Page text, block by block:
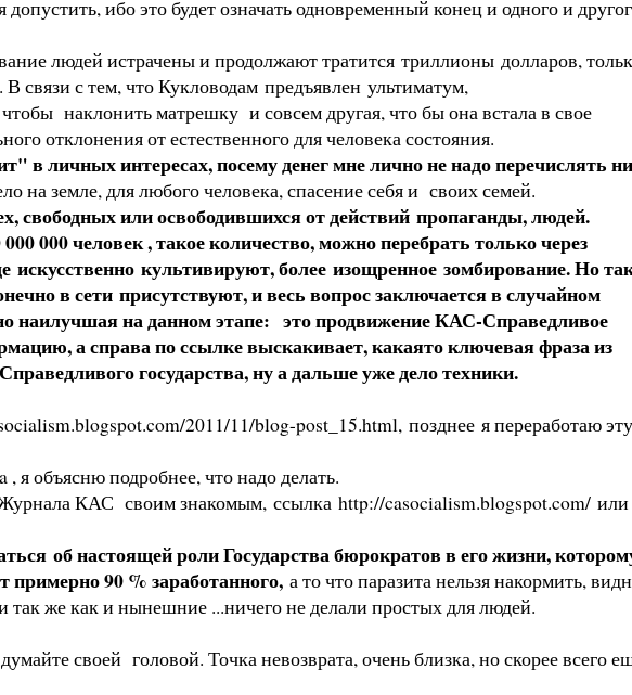
ибо это будет означать одновременный конец и одного и
людей истрачены и продолжают тратится триллионы долларов,
В связи с тем, что Кукловодам предъявлен ультиматум,
наклонить матрешку и совсем другая, что бы она встала в свое
отклонения от естественного для человека состояния.
личных интересах, посему денег мне лично не надо перечислять ни
на земле, для любого человека, спасение себя и своих семей.
свободных или освободившихся от действий пропаганды, людей.
000 человек , такое количество, можно перебрать только через
искусственно культивируют, более изощренное зомбирование. Но
в сети присутствуют, и весь вопрос заключается в случайном
наилучшая на данном этапе: это продвижение КАС-Справедливое
а справа по ссылке выскакивает, какаято ключевая фраза из
государства, ну а дальше уже дело техники.
2011/11/blog-post_15.html, позднее я переработаю эту
я объясню подробнее, что надо делать.
Журнала КАС своим знакомым, ссылка http://casocialism.blogspot.com/ или
об настоящей роли Государства бюрократов в его жизни,
примерно 90 % заработанного, а то что паразита нельзя накормить,
10 % и так же как и нынешние ...ничего не делали простых для
головой. Точка невозврата, очень близка, но скорее всего